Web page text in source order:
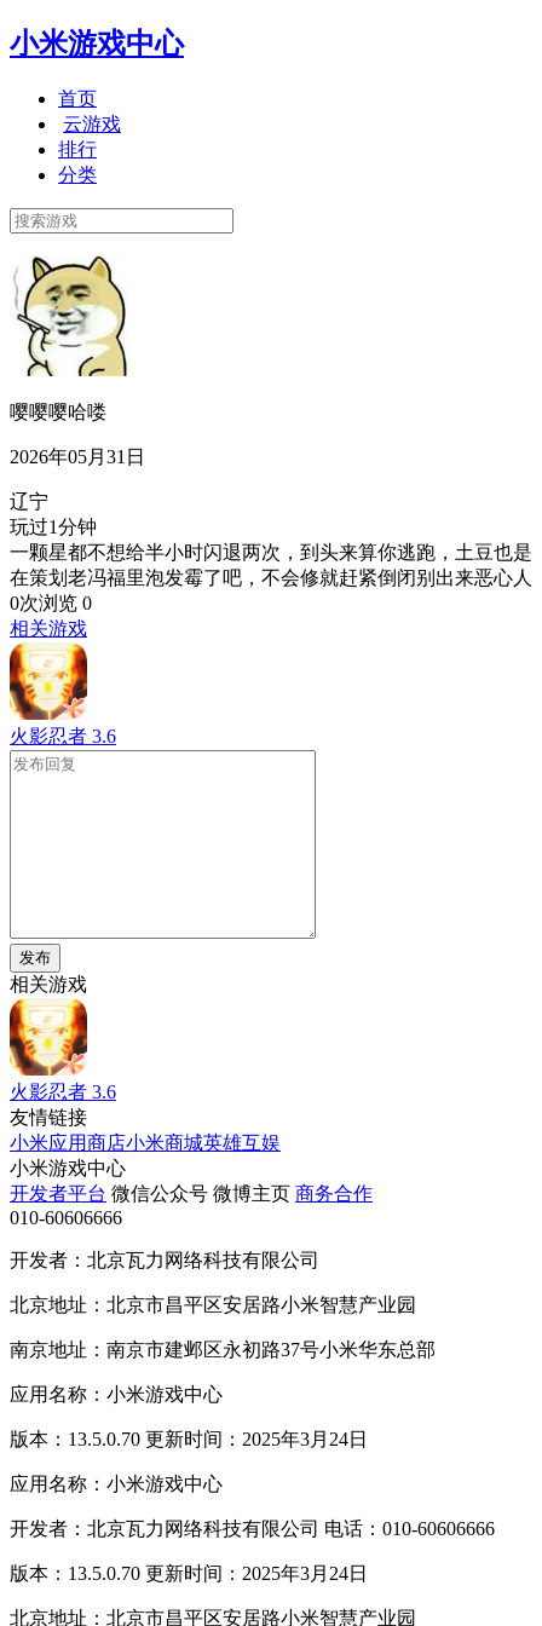
小米游戏中心
首页
云游戏
排行
分类
嘤嘤嘤哈喽
2026年05月31日
辽宁
玩过1分钟
一颗星都不想给半小时闪退两次，到头来算你逃跑，土豆也是
在策划老冯福里泡发霉了吧，不会修就赶紧倒闭别出来恶心人
0次浏览 0
相关游戏
火影忍者 3.6
发布
相关游戏
火影忍者 3.6
友情链接
小米应用商店小米商城英雄互娱
小米游戏中心
开发者平台 微信公众号 微博主页 商务合作
010-60606666
开发者：北京瓦力网络科技有限公司
北京地址：北京市昌平区安居路小米智慧产业园
南京地址：南京市建邺区永初路37号小米华东总部
应用名称：小米游戏中心
版本：13.5.0.70 更新时间：2025年3月24日
应用名称：小米游戏中心
开发者：北京瓦力网络科技有限公司 电话：010-60606666
版本：13.5.0.70 更新时间：2025年3月24日
北京地址：北京市昌平区安居路小米智慧产业园